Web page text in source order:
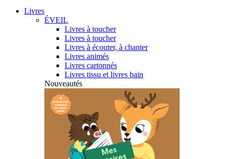
Livres
ÉVEIL
Livres à toucher
Livres à toucher
Livres à écouter, à chanter
Livres animés
Livres cartonnés
Livres tissu et livres bain
Nouveautés